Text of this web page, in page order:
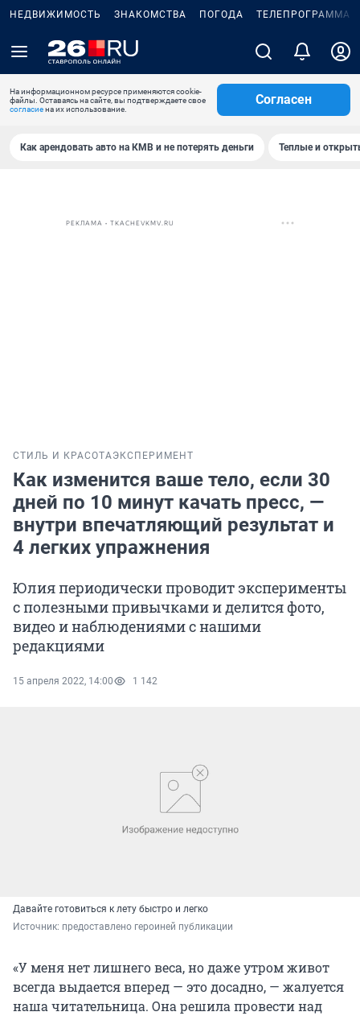
НЕДВИЖИМОСТЬ ЗНАКОМСТВА ПОГОДА ТЕЛЕПРОГРАММА
На информационном ресурсе применяются cookie-
файлы. Оставаясь на сайте, вы подтверждаете свое
согласиена их использование.
Согласен
Как арендовать авто на КМВ и не потерять деньги Теплые и
РЕКЛАМА • TKACHEVKMV.RU
СТИЛЬ И КРАСОТАЭКСПЕРИМЕНТ
Как изменится ваше тело, если 30
дней по 10 минут качать пресс, —
внутри впечатляющий результат и
4 легких упражнения
Юлия периодически проводит эксперименты
с полезными привычками и делится фото,
видео и наблюдениями с нашими
редакциями
15 апреля 2022, 14:00 1 142
Давайте готовиться к лету быстро и легко
Источник: предоставлено героиней публикации
«У меня нет лишнего веса, но даже утром живот
всегда выдается вперед — это досадно, — жалуется
наша читательница. Она решила провести над